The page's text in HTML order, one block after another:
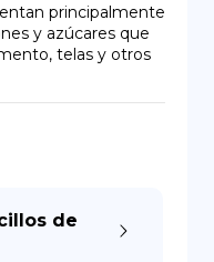
ID
principalmente
y azúcares que
telas y otros
de